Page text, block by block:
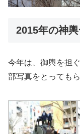
2015年の神
今年は、御輿を担
部写真をとってもら